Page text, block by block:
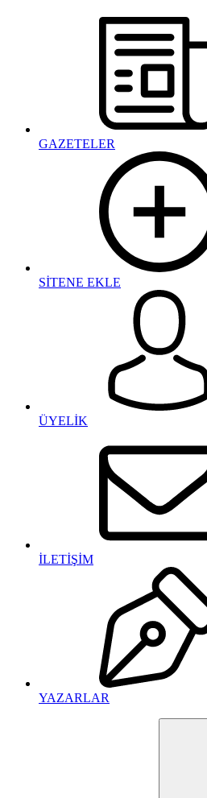
GAZETELER
SİTENE EKLE
ÜYELİK
İLETİŞİM
YAZARLAR